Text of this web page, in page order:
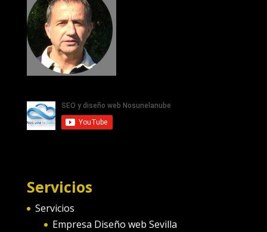
Servicios
Servicios
Empresa Diseño web Sevilla